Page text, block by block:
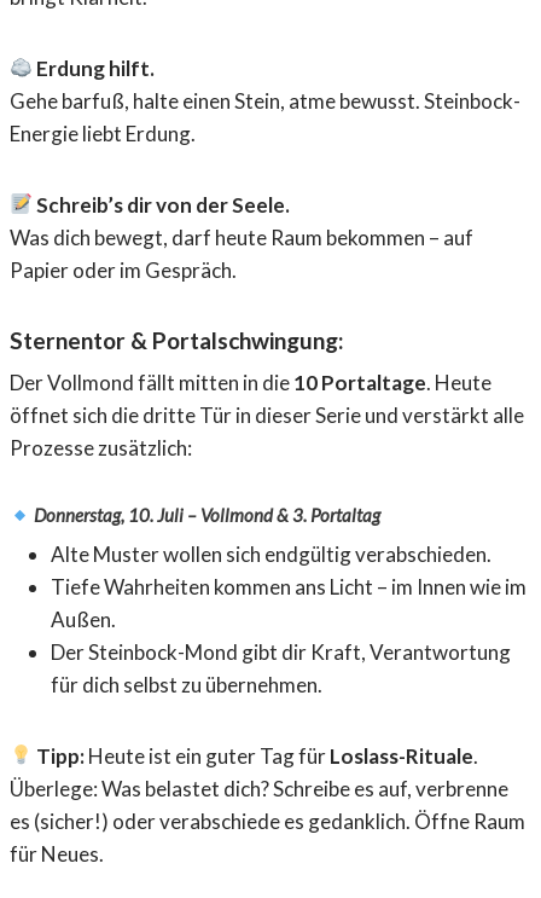
Erdung hilft.
Gehe barfuß, halte einen Stein, atme bewusst. Steinbock-
Energie liebt Erdung.
Schreib’s dir von der Seele.
Was dich bewegt, darf heute Raum bekommen – auf
Papier oder im Gespräch.
Sternentor & Portalschwingung:
Der Vollmond fällt mitten in die10 Portaltage. Heute
öffnet sich die dritte Tür in dieser Serie und verstärkt alle
Prozesse zusätzlich:
Donnerstag, 10. Juli – Vollmond & 3. Portaltag
Alte Muster wollen sich endgültig verabschieden.
Tiefe Wahrheiten kommen ans Licht – im Innen wie im
Außen.
Der Steinbock-Mond gibt dir Kraft, Verantwortung
für dich selbst zu übernehmen.
Tipp:Heute ist ein guter Tag fürLoslass-Rituale.
Überlege: Was belastet dich? Schreibe es auf, verbrenne
es (sicher!) oder verabschiede es gedanklich. Öffne Raum
für Neues.